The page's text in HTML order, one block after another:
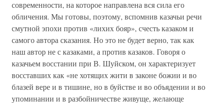
современности, на которое направлена вся сила его
обличения. Мы готовы, поэтому, вспомнив казачьи речи
смутной эпохи против «лихих бояр», счесть казаком и
самого автора сказания. Но это не будет верно, так как
наш автор не с казаками, а против казаков. Говоря о
казачьем восстании при В. Шуйском, он характеризует
восставших как «не хотящих жити в законе божии и во
блазей вере и в тишине, но в буйстве и во объядении и во
упоминании и в разбойничестве живуще, желающе